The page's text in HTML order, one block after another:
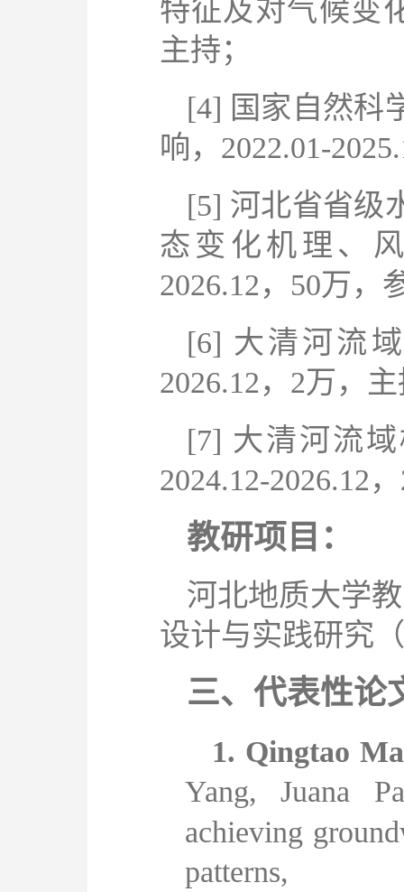
特征及对气候变
主持；
[4] 国家自然科
响， 2022.01-
[5] 河北省省级
态变化机理、
2026.12， 50万，
[6] 大清河流
2026.12， 2万，
[7] 大清河流
2024.12-2026.12，
教研项目：
河北地质大学
设计与实践研究（
三、代表性论
1. Qingtao Ma
Yang, Juana
achieving
patterns,